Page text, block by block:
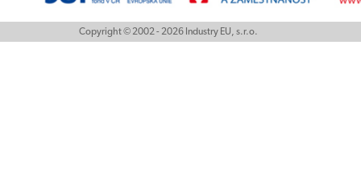
Copyright © 2002 - 2026 Industry EU, s.r.o.